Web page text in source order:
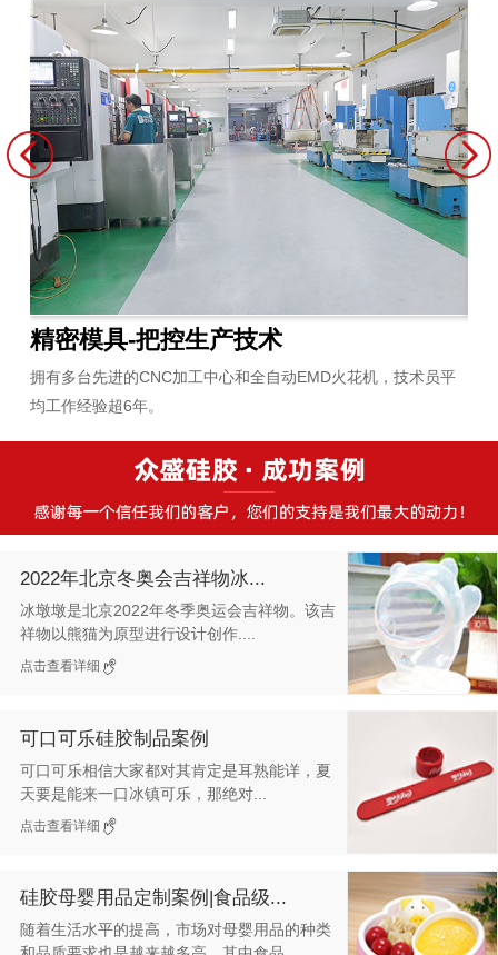
原材料-把控原材料
严选安全环保并通过全球各项检测认证的原材料，与供应商紧密
合作二十多年。
2022年北京冬奥会吉祥物冰...
冰墩墩是北京2022年冬季奥运会吉祥物。该吉
祥物以熊猫为原型进行设计创作....
点击查看详细
可口可乐硅胶制品案例
可口可乐相信大家都对其肯定是耳熟能详，夏
天要是能来一口冰镇可乐，那绝对...
点击查看详细
硅胶母婴用品定制案例|食品级...
随着生活水平的提高，市场对母婴用品的种类